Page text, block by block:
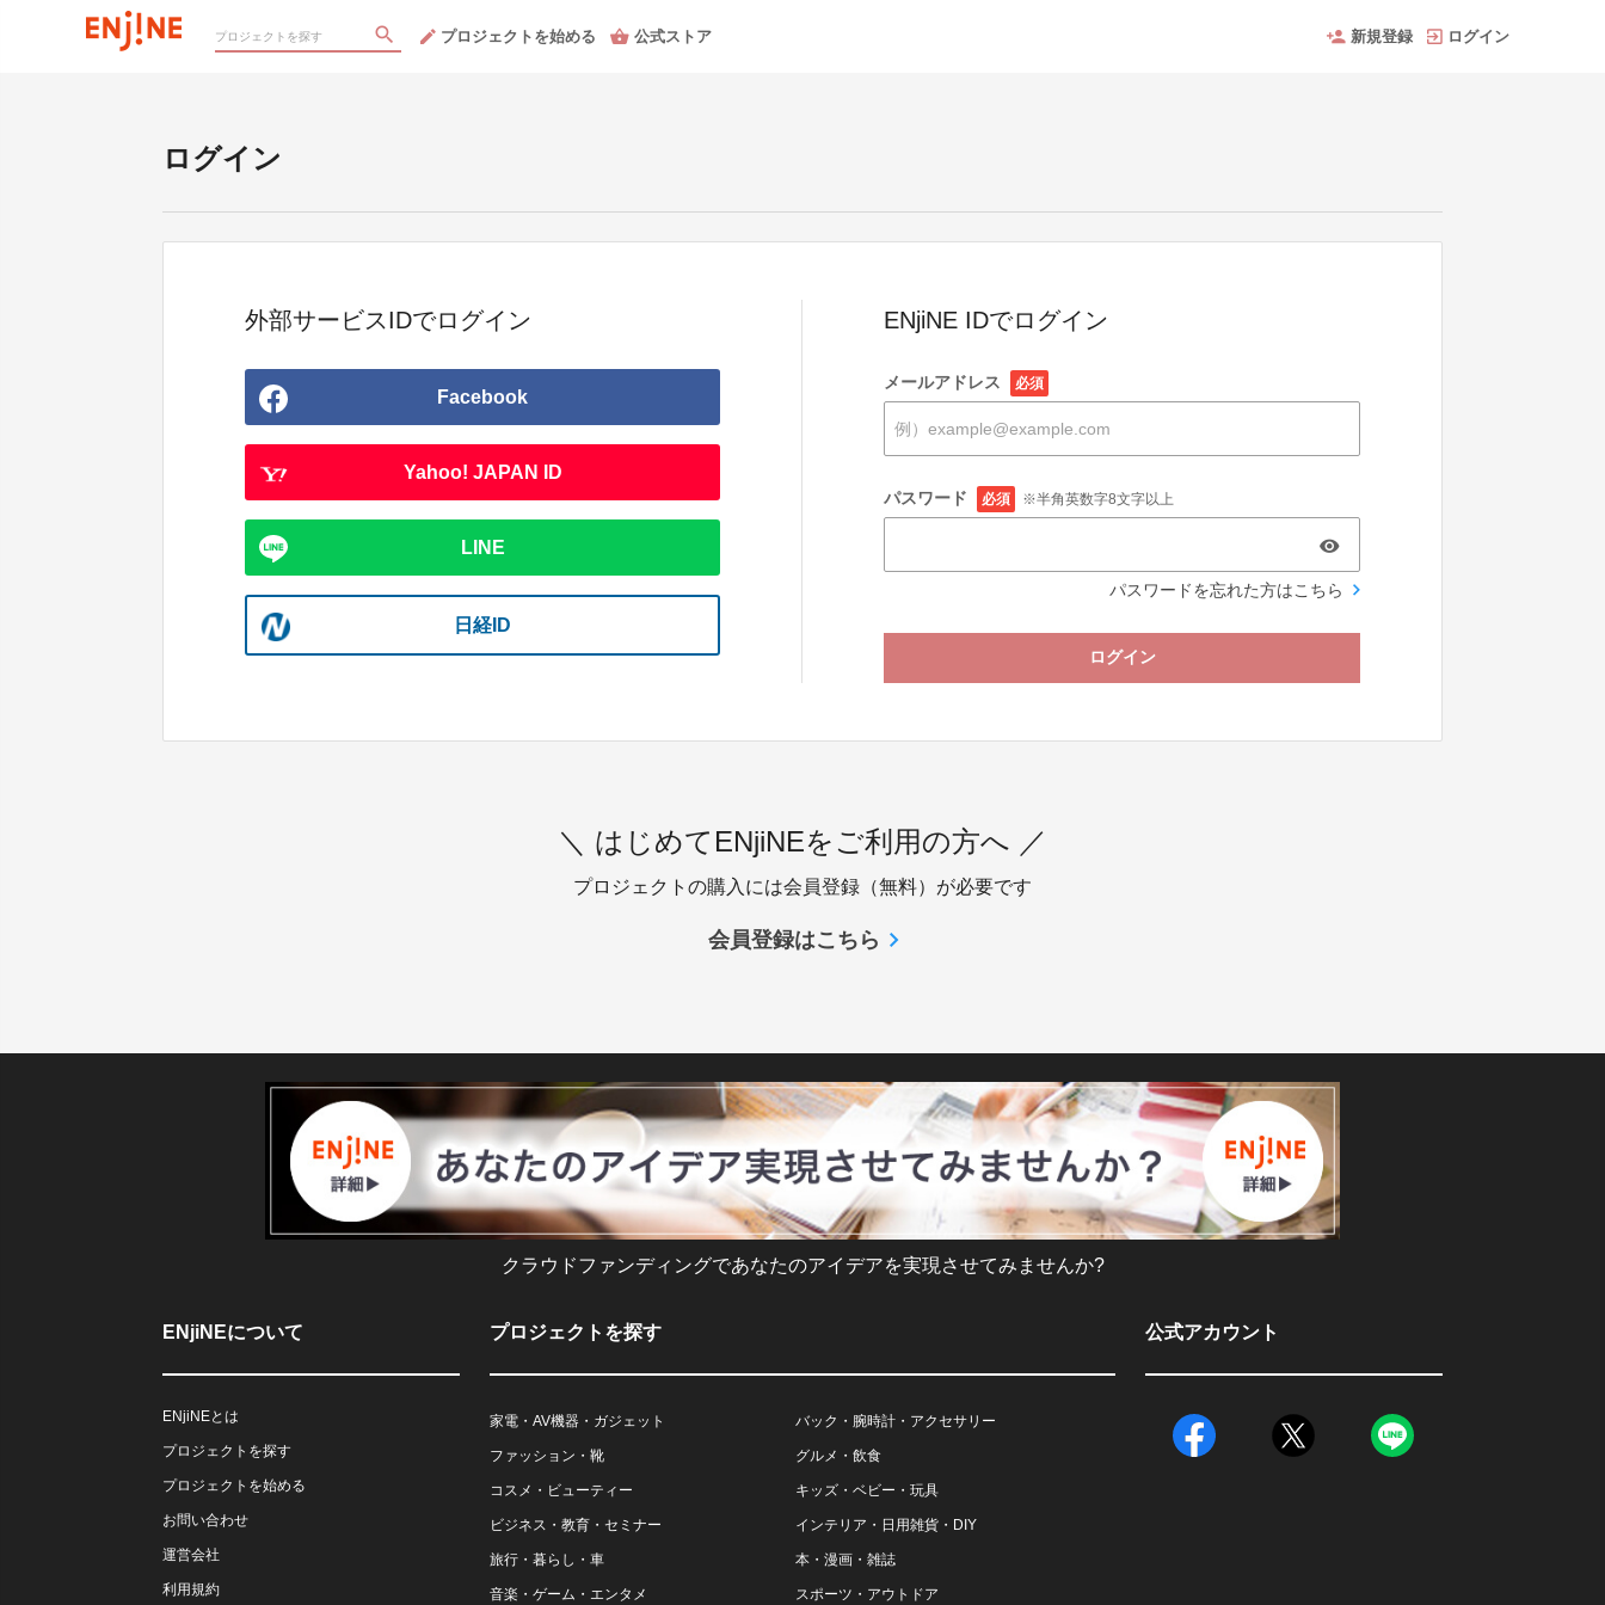
プロジェクトを始める 公式ストア 新規登録 ログイン
ログイン
外部サービスIDでログイン
Facebook
Yahoo! JAPAN ID
LINE
日経ID
ENjiNE IDでログイン
メールアドレス 必須
パスワード 必須 ※半角英数字8文字以上
パスワードを忘れた方はこちら
ログイン
＼ はじめてENjiNEをご利用の方へ ／
プロジェクトの購入には会員登録（無料）が必要です
会員登録はこちら
クラウドファンディングであなたのアイデアを実現させてみませんか?
ENjiNEについて
ENjiNEとは
プロジェクトを探す
プロジェクトを始める
お問い合わせ
運営会社
利用規約
プロジェクトを探す
家電・AV機器・ガジェット バック・腕時計・アクセサリー
ファッション・靴 グルメ・飲食
コスメ・ビューティー キッズ・ベビー・玩具
ビジネス・教育・セミナー インテリア・日用雑貨・DIY
旅行・暮らし・車 本・漫画・雑誌
音楽・ゲーム・エンタメ スポーツ・アウトドア
公式アカウント